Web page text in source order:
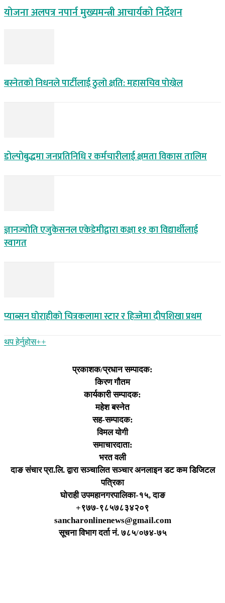
योजना अलपत्र नपार्न मुख्यमन्त्री आचार्यको निर्देशन
बस्नेतकाे निधनले पार्टीलाई ठुलाे क्षति: महासचिव पाेख्रेल
डोल्पोबुद्धमा जनप्रतिनिधि र कर्मचारीलाई क्षमता विकास तालिम
ज्ञानज्योति एजुकेसनल एकेडेमीद्वारा कक्षा ११ का विद्यार्थीलाई
स्वागत
प्याब्सन घाेराहीकाे चित्रकलामा स्टार र हिज्जेमा दीपशिखा प्रथम
थप हेर्नुहोस‌++
प्रकाशक/प्रधान सम्पादक:
किरण गौतम
कार्यकारी सम्पादक:
महेश बस्नेत
सह-सम्पादक:
विमल योगी
समाचारदाता:
भरत वली
दाङ संचार प्रा.लि. द्वारा सञ्चालित सञ्चार अनलाइन डट कम डिजिटल
पत्रिका
घोराही उपमहानगरपालिका-१५, दाङ
+९७७-९८५७८३४२०९
sancharonlinenews@gmail.com
सूचना विभाग दर्ता न‌ं. ७८५/०७४-७५